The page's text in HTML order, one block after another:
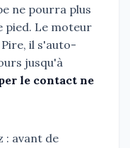
ne pourra plus
pied. Le moteur
il s'auto-
jusqu'à
le contact ne
: avant de